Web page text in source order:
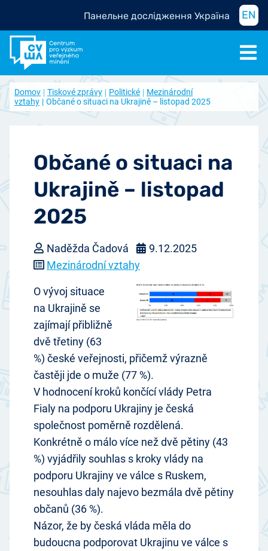
Панельне дослідження Україна EN
Domov Tiskové zprávy Politické
Mezinárodní
vztahy
Občané o situaci na Ukrajině – listopad 2025
Občané o situaci na
Ukrajině – listopad
2025
Naděžda Čadová
9.12.2025
Mezinárodní vztahy
O vývoj situace
na Ukrajině se
zajímají přibližně
dvě třetiny (63
%) české veřejnosti, přičemž výrazně
častěji jde o muže (77 %).
V hodnocení kroků končící vlády Petra
Fialy na podporu Ukrajiny je česká
společnost poměrně rozdělená.
Konkrétně o málo více než dvě pětiny (43
%) vyjádřily souhlas s kroky vlády na
podporu Ukrajiny ve válce s Ruskem,
nesouhlas daly najevo bezmála dvě pětiny
občanů (36 %).
Názor, že by česká vláda měla do
budoucna podporovat Ukrajinu ve válce s